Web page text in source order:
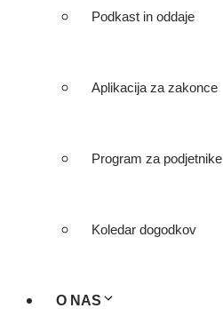
Podkast in oddaje
Aplikacija za zakonce
Program za podjetnike
Koledar dogodkov
O NAS